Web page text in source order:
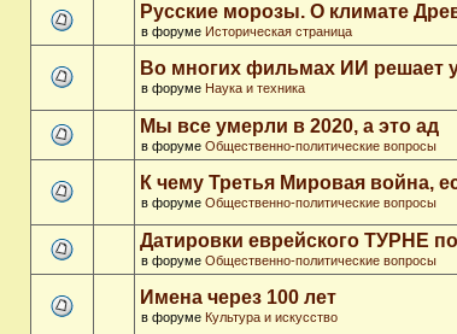
Русские морозы. О климате
в форуме Историческая страница
Во многих фильмах ИИ решает
в форуме Наука и техника
Мы все умерли в 2020, а это ад
в форуме Общественно-политические вопросы
К чему Третья Мировая война,
в форуме Общественно-политические вопросы
Датировки еврейского ТУРНЕ
в форуме Общественно-политические вопросы
Имена через 100 лет
в форуме Культура и искусство